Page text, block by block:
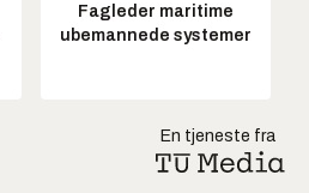
Fagleder maritime
ubemannede systemer
En tjeneste fra